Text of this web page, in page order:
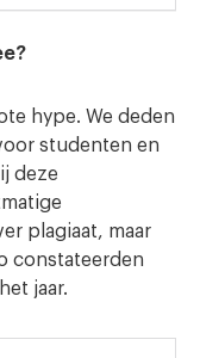
hype. We deden
studenten en
deze
plagiaat, maar
constateerden
jaar.